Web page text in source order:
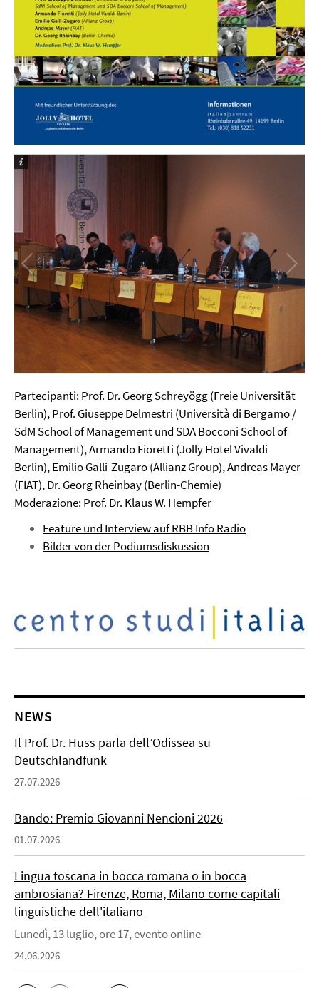
Partecipanti: Prof. Dr. Georg Schreyögg (Freie Universität
Berlin), Prof. Giuseppe Delmestri (Università di Bergamo /
SdM School of Management und SDA Bocconi School of
Management), Armando Fioretti (Jolly Hotel Vivaldi
Berlin), Emilio Galli-Zugaro (Allianz Group), Andreas Mayer
(FIAT), Dr. Georg Rheinbay (Berlin-Chemie)
Moderazione: Prof. Dr. Klaus W. Hempfer
Feature und Interview auf RBB Info Radio
Bilder von der Podiumsdiskussion
NEWS
Il Prof. Dr. Huss parla dell’Odissea su
Deutschlandfunk
27.07.2026
Bando: Premio Giovanni Nencioni 2026
01.07.2026
Lingua toscana in bocca romana o in bocca
ambrosiana? Firenze, Roma, Milano come capitali
linguistiche dell'italiano
Lunedì, 13 luglio, ore 17, evento online
24.06.2026